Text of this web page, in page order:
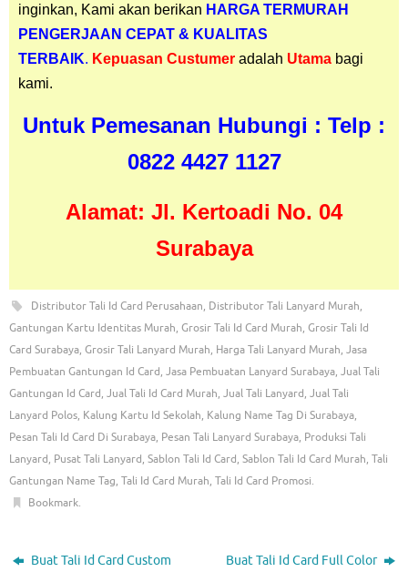
inginkan, Kami akan berikan HARGA TERMURAH
PENGERJAAN CEPAT & KUALITAS
TERBAIK. Kepuasan Custumer adalah Utama bagi
kami.
Untuk Pemesanan Hubungi : Telp :
0822 4427 1127
Alamat: Jl. Kertoadi No. 04
Surabaya
Distributor Tali Id Card Perusahaan, Distributor Tali Lanyard Murah,
Gantungan Kartu Identitas Murah, Grosir Tali Id Card Murah, Grosir Tali Id
Card Surabaya, Grosir Tali Lanyard Murah, Harga Tali Lanyard Murah, Jasa
Pembuatan Gantungan Id Card, Jasa Pembuatan Lanyard Surabaya, Jual Tali
Gantungan Id Card, Jual Tali Id Card Murah, Jual Tali Lanyard, Jual Tali
Lanyard Polos, Kalung Kartu Id Sekolah, Kalung Name Tag Di Surabaya,
Pesan Tali Id Card Di Surabaya, Pesan Tali Lanyard Surabaya, Produksi Tali
Lanyard, Pusat Tali Lanyard, Sablon Tali Id Card, Sablon Tali Id Card Murah, Tali
Gantungan Name Tag, Tali Id Card Murah, Tali Id Card Promosi.
Bookmark.
Buat Tali Id Card Custom Buat Tali Id Card Full Color